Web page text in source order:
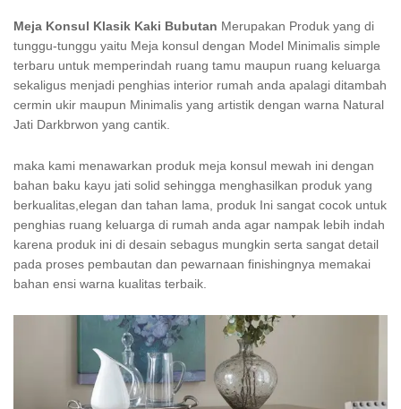
Meja Konsul Klasik Kaki Bubutan Merupakan Produk yang di
tunggu-tunggu yaitu Meja konsul dengan Model Minimalis simple
terbaru untuk memperindah ruang tamu maupun ruang keluarga
sekaligus menjadi penghias interior rumah anda apalagi ditambah
cermin ukir maupun Minimalis yang artistik dengan warna Natural
Jati Darkbrwon yang cantik.
maka kami menawarkan produk meja konsul mewah ini dengan
bahan baku kayu jati solid sehingga menghasilkan produk yang
berkualitas,elegan dan tahan lama, produk Ini sangat cocok untuk
penghias ruang keluarga di rumah anda agar nampak lebih indah
karena produk ini di desain sebagus mungkin serta sangat detail
pada proses pembautan dan pewarnaan finishingnya memakai
bahan ensi warna kualitas terbaik.